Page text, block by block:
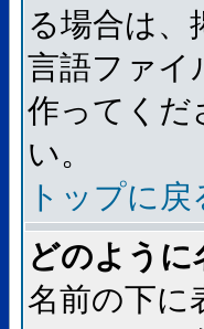
る場合は、
言語ファイ
作ってくだ
い。
トップに戻
どのよう
名前の下に